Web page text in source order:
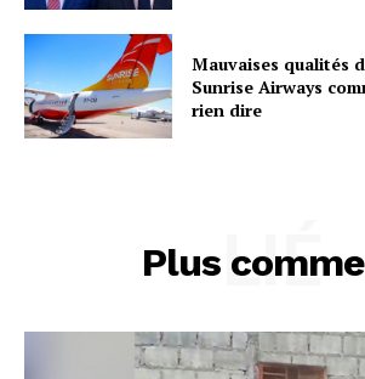
Mauvaises qualités
Sunrise Airways
rien dire
Plus LIÉ